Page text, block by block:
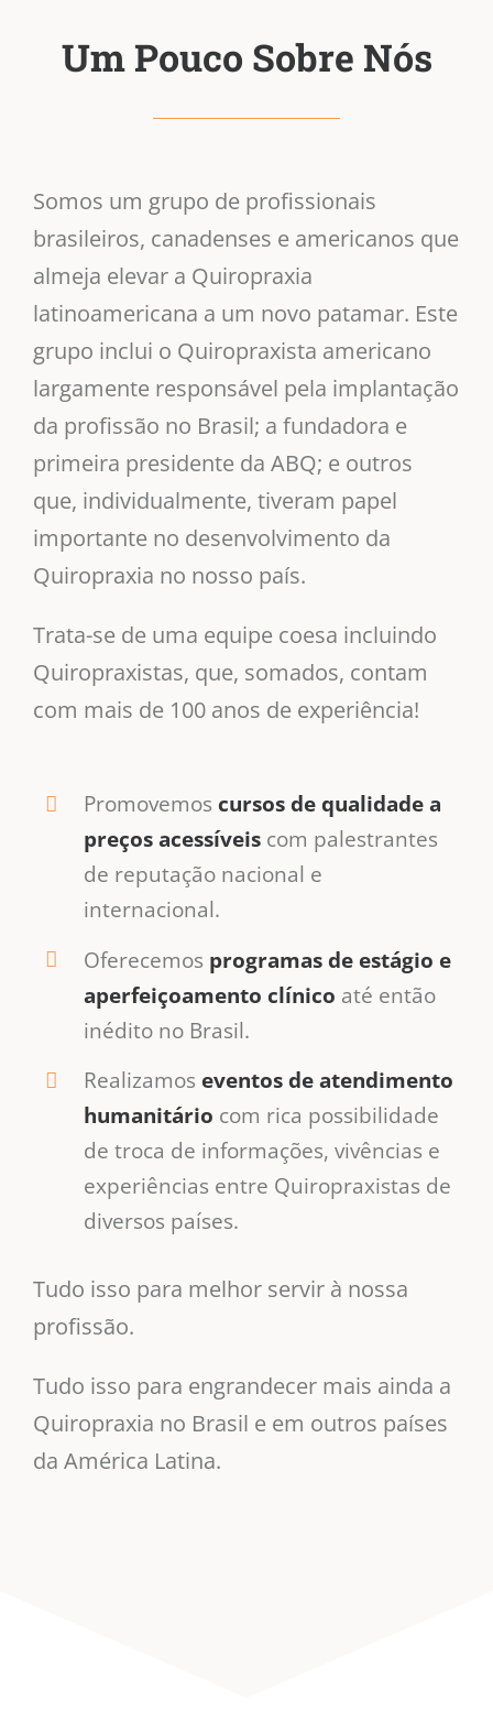
Um Pouco Sobre Nós
Somos um grupo de profissionais
brasileiros, canadenses e americanos que
almeja elevar a Quiropraxia
latinoamericana a um novo patamar. Este
grupo inclui o Quiropraxista americano
largamente responsável pela implantação
da profissão no Brasil; a fundadora e
primeira presidente da ABQ; e outros
que, individualmente, tiveram papel
importante no desenvolvimento da
Quiropraxia no nosso país.
Trata-se de uma equipe coesa incluindo
Quiropraxistas, que, somados, contam
com mais de 100 anos de experiência!
Promovemos cursos de qualidade a
preços acessíveiscom palestrantes
de reputação nacional e
internacional.
Oferecemos programas de estágio e
aperfeiçoamento clínico até então
inédito no Brasil.
Realizamos eventos de atendimento
humanitário com rica possibilidade
de troca de informações, vivências e
experiências entre Quiropraxistas de
diversos países.
Tudo isso para melhor servir à nossa
profissão.
Tudo isso para engrandecer mais ainda a
Quiropraxia no Brasil e em outros países
da América Latina.